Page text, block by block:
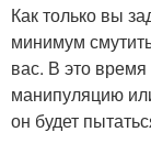
Как только вы
минимум
вас. В это
манипуляцию
он будет